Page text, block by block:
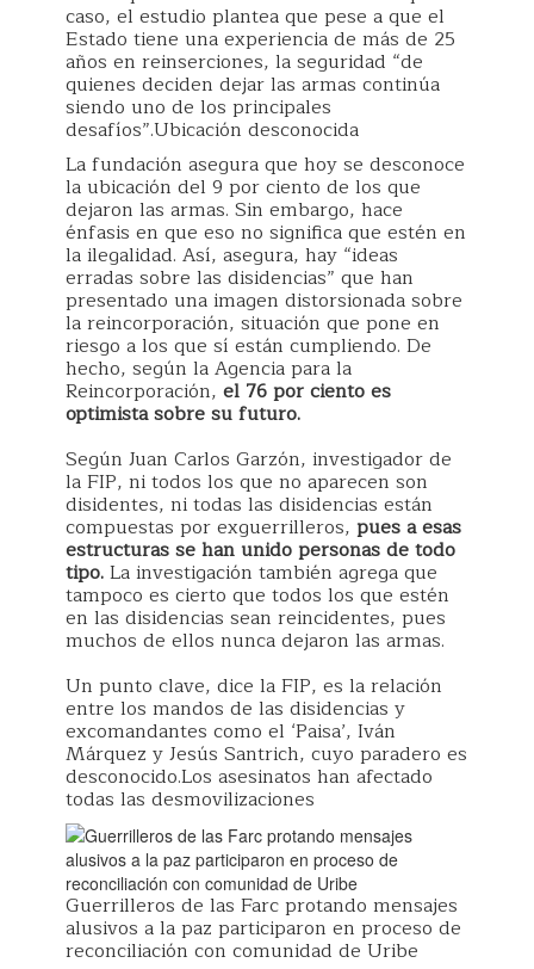
caso, el estudio plantea que pese a que el
Estado tiene una experiencia de más de 25
años en reinserciones, la seguridad “de
quienes deciden dejar las armas continúa
siendo uno de los principales
desafíos”.Ubicación desconocida
La fundación asegura que hoy se desconoce
la ubicación del 9 por ciento de los que
dejaron las armas. Sin embargo, hace
énfasis en que eso no significa que estén en
la ilegalidad. Así, asegura, hay “ideas
erradas sobre las disidencias” que han
presentado una imagen distorsionada sobre
la reincorporación, situación que pone en
riesgo a los que sí están cumpliendo. De
hecho, según la Agencia para la
Reincorporación, el 76 por ciento es
optimista sobre su futuro.
Según Juan Carlos Garzón, investigador de
la FIP, ni todos los que no aparecen son
disidentes, ni todas las disidencias están
compuestas por exguerrilleros, pues a esas
estructuras se han unido personas de todo
tipo.La investigación también agrega que
tampoco es cierto que todos los que estén
en las disidencias sean reincidentes, pues
muchos de ellos nunca dejaron las armas.
Un punto clave, dice la FIP, es la relación
entre los mandos de las disidencias y
excomandantes como el ‘Paisa’, Iván
Márquez y Jesús Santrich, cuyo paradero es
desconocido.Los asesinatos han afectado
todas las desmovilizaciones
Guerrilleros de las Farc protando mensajes
alusivos a la paz participaron en proceso de
reconciliación con comunidad de Uribe